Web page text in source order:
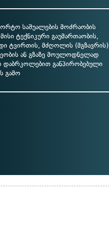
საშუალების მოძრაობის
ტექნიკური გაუმართაობის,
ტვირთის, მძღოლის (მგზავრის)
ან გზაზე მოულოდნელად
დაბრკოლებით განპირობებული
გამო